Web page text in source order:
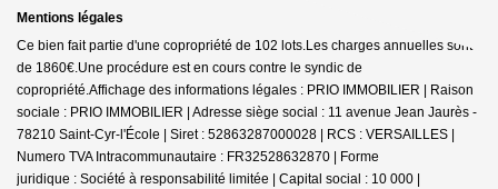
Mentions légales
Ce bien fait partie d'une copropriété de 102 lots.Les charges annuelles sont
de 1860€.Une procédure est en cours contre le syndic de
copropriété.Affichage des informations légales : PRIO IMMOBILIER | Raison
sociale : PRIO IMMOBILIER | Adresse siège social : 11 avenue Jean Jaurès -
78210 Saint-Cyr-l'École | Siret : 52863287000028 | RCS : VERSAILLES |
Numero TVA Intracommunautaire : FR32528632870 | Forme
juridique : Société à responsabilité limitée | Capital social : 10 000 |